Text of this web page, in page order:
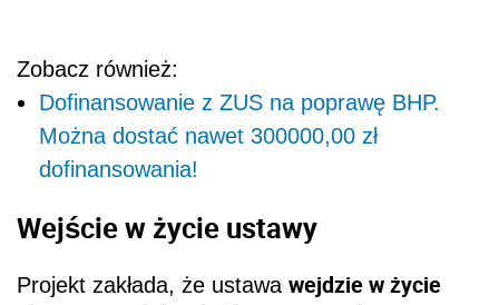
Zobacz również:
Dofinansowanie z ZUS na poprawę BHP.
Można dostać nawet 300000,00 zł
dofinansowania!
Wejście w życie ustawy
Projekt zakłada, że ustawa wejdzie w życie